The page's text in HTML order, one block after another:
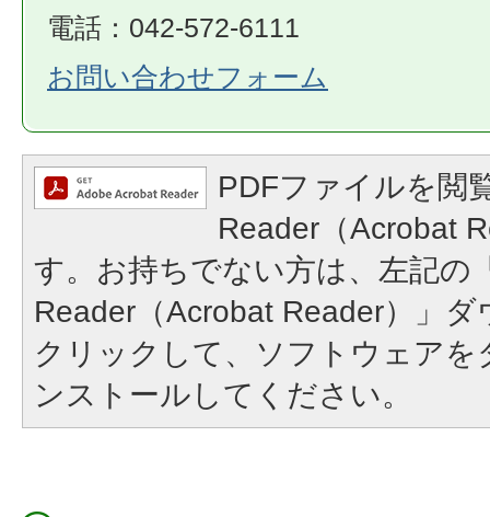
​​​​​​​電話：042-572-6111
お問い合わせフォーム
PDFファイルを閲
Reader（Acrobat
す。お持ちでない方は、左記の
Reader（Acrobat Reader）」
クリックして、ソフトウェア
ンストールしてください。